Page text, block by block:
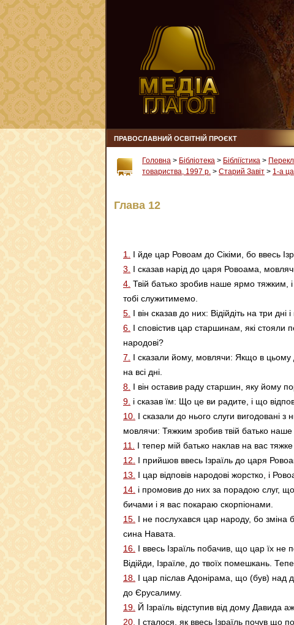
ПРАВОСЛАВНИЙ ОСВІТНІЙ ПРОЄКТ
Головна > Бібліотека > Бібліїстика >
товариства, 1997 р. > Старий Завіт > 1-а
Глава 12
1.
І йде цар Ровоам до Сікіми, бо ввесь
3.
І сказав нарід до царя Ровоама,
4. Твій батько зробив наше ярмо тяжким, і
тобі служитимемо.
5. І він сказав до них: Відійдіть на три
6. І сповістив цар старшинам, які
народові?
7.
І сказали йому, мовлячи: Якщо в цьому
на всі дні.
8. І він оставив раду старшин, яку йому
9. і сказав їм: Що це ви радите, і що
10. І сказали до нього слуги
мовлячи: Тяжким зробив твій батько
11.
І тепер мій батько наклав на вас
12.
І прийшов ввесь Ізраїль до царя
13.
І цар відповів народові жорстко, і
14. і промовив до них за порадою слуг,
бичами і я вас покараю скорпіонами.
15. І не послухався цар народу, бо
сина Навата.
16. І ввесь Ізраїль побачив, що цар їх не
Відійди, Ізраїле, до твоїх помешкань.
18. І цар післав Адонірама, що (був) над
до Єрусалиму.
19. Й Ізраїль відступив від дому Давида
20. І сталося, як ввесь Ізраїль почув що